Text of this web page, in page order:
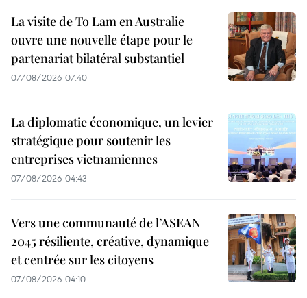
La visite de To Lam en Australie
ouvre une nouvelle étape pour le
partenariat bilatéral substantiel
07/08/2026 07:40
La diplomatie économique, un levier
stratégique pour soutenir les
entreprises vietnamiennes
07/08/2026 04:43
Vers une communauté de l’ASEAN
2045 résiliente, créative, dynamique
et centrée sur les citoyens
07/08/2026 04:10